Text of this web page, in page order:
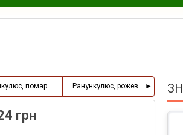
помаранчевий, пучок 6 шт.Ранункулюс, рожевий, пучок 6
грн